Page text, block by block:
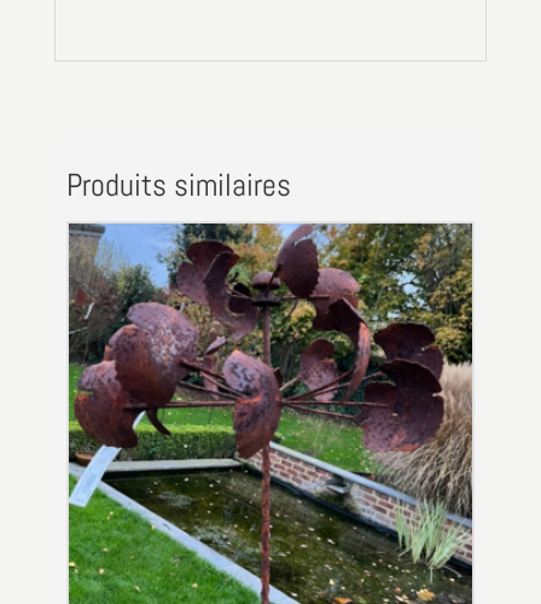
Produits similaires